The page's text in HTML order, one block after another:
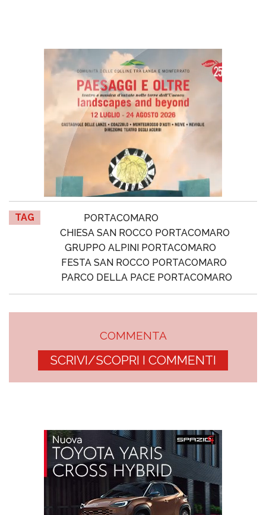
TAG
PORTACOMARO
CHIESA SAN ROCCO PORTACOMARO
GRUPPO ALPINI PORTACOMARO
FESTA SAN ROCCO PORTACOMARO
PARCO DELLA PACE PORTACOMARO
COMMENTA
SCRIVI/SCOPRI I COMMENTI